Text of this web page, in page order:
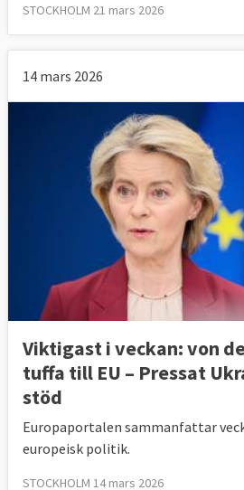
STOCKHOLM 21 mars 2026
14 mars 2026
Viktigast i veckan: von
tuffa till EU – Pressat
stöd
Europaportalen sammanfattar
europeisk politik.
STOCKHOLM 14 mars 2026